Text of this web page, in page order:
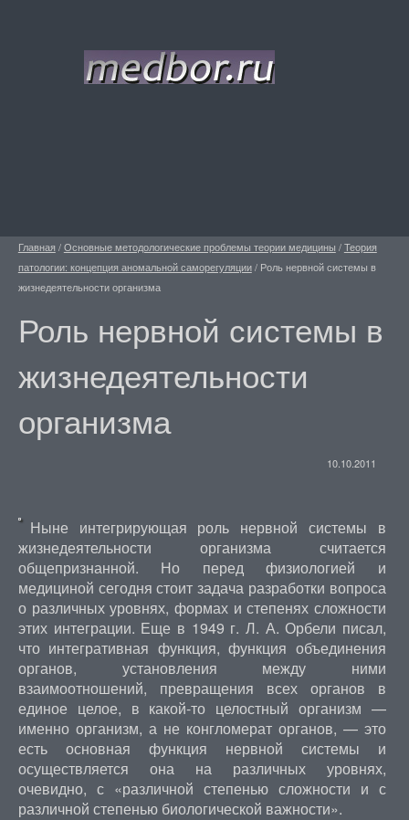
Главная /Основные методологические проблемы теории медицины /Теория
патологии: концепция аномальной саморегуляции/ Роль нервной системы в
жизнедеятельности организма
Роль нервной системы в
жизнедеятельности
организма
10.10.2011
Ныне интегрирующая роль нервной системы в
жизнедеятельности организма считается
общепризнанной. Но перед физиологией и
медициной сегодня стоит задача разработки вопроса
о различных уровнях, формах и степенях сложности
этих интеграции. Еще в 1949 г. Л. А. Орбели писал,
что интегративная функция, функция объединения
органов, установления между ними
взаимоотношений, превращения всех органов в
единое целое, в какой-то целостный организм —
именно организм, а не конгломерат органов, — это
есть основная функция нервной системы и
осуществляется она на различных уровнях,
очевидно, с «различной степенью сложности и с
различной степенью биологической важности».